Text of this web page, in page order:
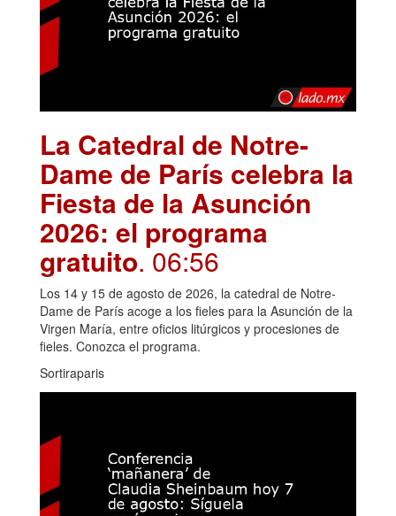
La Catedral de Notre-
Dame de París celebra la
Fiesta de la Asunción
2026: el programa
gratuito. 06:56
Los 14 y 15 de agosto de 2026, la catedral de Notre-
Dame de París acoge a los fieles para la Asunción de la
Virgen María, entre oficios litúrgicos y procesiones de
fieles. Conozca el programa.
Sortiraparis